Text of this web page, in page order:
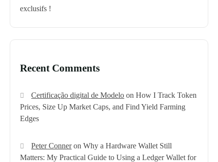
exclusifs !
Recent Comments
Certificação digital de Modelo onHow I Track Token
Prices, Size Up Market Caps, and Find Yield Farming
Edges
Peter ConneronWhy a Hardware Wallet Still
Matters: My Practical Guide to Using a Ledger Wallet for